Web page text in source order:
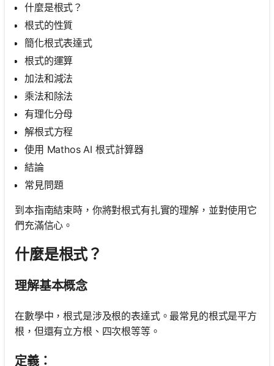
什麼是根式？
根式的性質
簡化根式表達式
根式的運算
加法和減法
乘法和除法
有理化分母
解根式方程
使用 Mathos AI 根式計算器
結論
常見問題
到本指南結束時，你將對根式有扎實的理解，並對使用它
們充滿信心。
什麼是根式？
理解基本概念
在數學中，根式是涉及根的表達式。最常見的根式是平方
根，但還有立方根、四次根等等。
定義：